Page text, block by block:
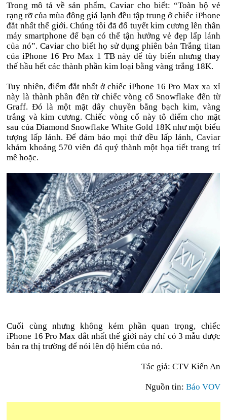
Trong mô tả về sản phẩm, Caviar cho biết: “Toàn bộ vẻ
rạng rỡ của mùa đông giá lạnh đều tập trung ở chiếc iPhone
đắt nhất thế giới. Chúng tôi đã đổ tuyết kim cương lên thân
máy smartphone để bạn có thể tận hưởng vẻ đẹp lấp lánh
của nó”. Caviar cho biết họ sử dụng phiên bản Trắng titan
của iPhone 16 Pro Max 1 TB này để tùy biến nhưng thay
thế hầu hết các thành phần kim loại bằng vàng trắng 18K.
Tuy nhiên, điểm đắt nhất ở chiếc iPhone 16 Pro Max xa xỉ
này là thành phần đến từ chiếc vòng cổ Snowflake đến từ
Graff. Đó là một mặt dây chuyền bằng bạch kim, vàng
trắng và kim cương. Chiếc vòng cổ này tô điểm cho mặt
sau của Diamond Snowflake White Gold 18K như một biểu
tượng lấp lánh. Để đảm bảo mọi thứ đều lấp lánh, Caviar
khảm khoảng 570 viên đá quý thành một họa tiết trang trí
mê hoặc.
Cuối cùng nhưng không kém phần quan trọng, chiếc
iPhone 16 Pro Max đắt nhất thế giới này chỉ có 3 mẫu được
bán ra thị trường để nói lên độ hiếm của nó.
Tác giả: CTV Kiến An
Nguồn tin: Báo VOV